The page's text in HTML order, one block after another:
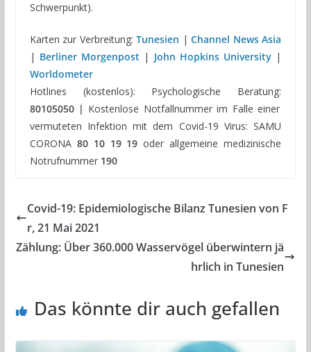
Schwerpunkt).
Karten zur Verbreitung:Tunesien |Channel News Asia
| Berliner Morgenpost | John Hopkins University |
Worldometer
Hotlines (kostenlos): Psychologische Beratung:
80105050 | Kostenlose Notfallnummer im Falle einer
vermuteten Infektion mit dem Covid-19 Virus: SAMU
CORONA 80 10 19 19 oder allgemeine medizinische
Notrufnummer 190
Covid-19: Epidemiologische Bilanz Tunesien von F
r, 21 Mai 2021
Zählung: Über 360.000 Wasservögel überwintern jä
hrlich in Tunesien
Das könnte dir auch gefallen